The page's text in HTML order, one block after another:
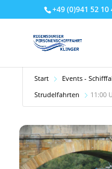
+49 (0)941 52 10
Start Events -
Strudelfahrten
11:00